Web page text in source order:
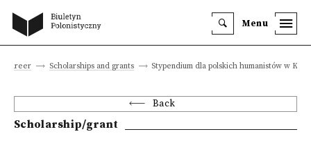
Menu
career Scholarships and grants Stypendium dla polskich humanistów w
Back
Scholarship/grant